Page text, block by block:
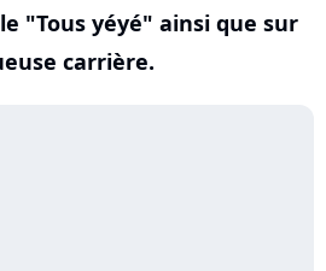
"Tous yéyé" ainsi que sur
carrière.